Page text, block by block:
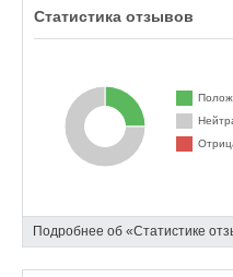
постоянно что-то
навигация, фудкорты,
площадки для отдыха
VK Fest подходит как
VK Fest в Казани - это:
- десятки развлечений в
- фотозоны и интерактивы;
- атмосфера большого
Статистика отзывов
Подробнее об «Статистике